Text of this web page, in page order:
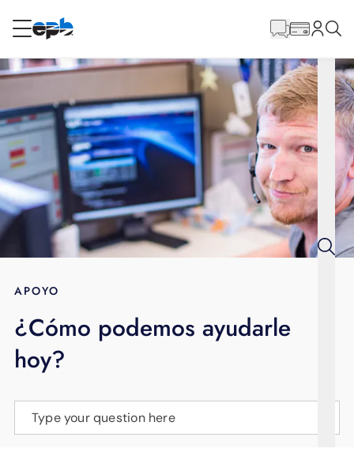
RESIDENCIAL
Internet
Energía
Televisión
BLOG
APOYO
principal
APOYO
¿Cómo podemos ayudarle
hoy?
Type your question here